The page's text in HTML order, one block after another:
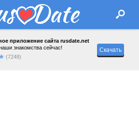
приложение сайта rusdate.net
знакомства сейчас!
(7248)
Скачать